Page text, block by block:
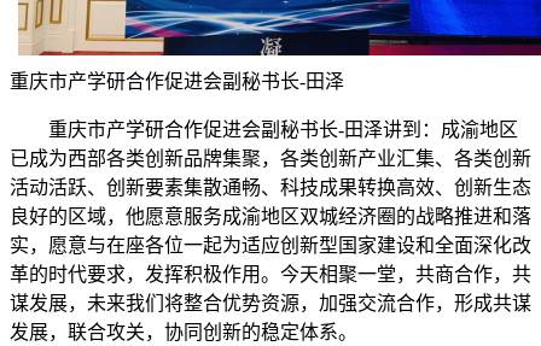
重庆市产学研合作促进会副秘书长-田泽
重庆市产学研合作促进会副秘书长-田泽讲到：成渝地区
已成为西部各类创新品牌集聚，各类创新产业汇集、各类创新
活动活跃、创新要素集散通畅、科技成果转换高效、创新生态
良好的区域，他愿意服务成渝地区双城经济圈的战略推进和落
实，愿意与在座各位一起为适应创新型国家建设和全面深化改
革的时代要求，发挥积极作用。今天相聚一堂，共商合作，共
谋发展，未来我们将整合优势资源，加强交流合作，形成共谋
发展，联合攻关，协同创新的稳定体系。